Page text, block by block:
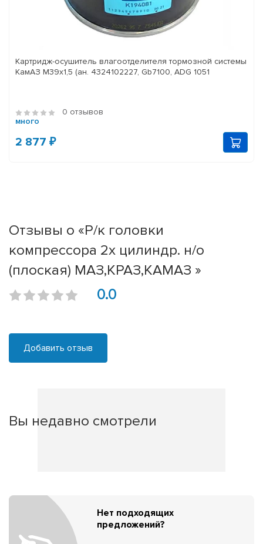
Картридж-осушитель влагоотделителя тормозной системы
КамАЗ M39x1,5 (ан. 4324102227, Gb7100, ADG 1051
0 отзывов
много
2 877 ₽
Отзывы о «Р/к головки
компрессора 2х цилиндр. н/о
(плоская) МАЗ,КРАЗ,КАМАЗ »
0.0
Добавить отзыв
Вы недавно смотрели
Нет подходящих
предложений?